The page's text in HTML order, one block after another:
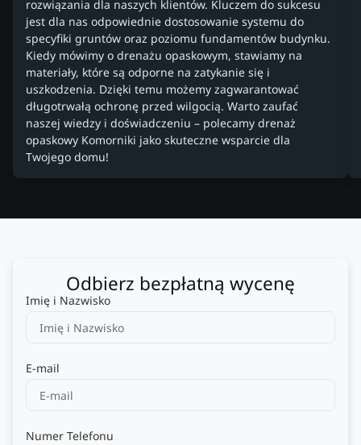
rozwiązania dla naszych klientów. Kluczem do sukcesu
jest dla nas odpowiednie dostosowanie systemu do
specyfiki gruntów oraz poziomu fundamentów budynku.
Kiedy mówimy o drenażu opaskowym, stawiamy na
materiały, które są odporne na zatykanie się i
uszkodzenia. Dzięki temu możemy zagwarantować
długotrwałą ochronę przed wilgocią. Warto zaufać
naszej wiedzy i doświadczeniu – polecamy drenaż
opaskowy Komorniki jako skuteczne wsparcie dla
Twojego domu!
Odbierz bezpłatną wycenę
Imię i Nazwisko
E-mail
Numer Telefonu